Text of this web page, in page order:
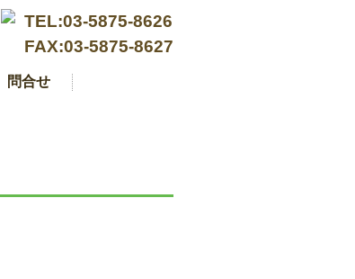
TEL:03-5875-8626
FAX:03-5875-8627
問合せ